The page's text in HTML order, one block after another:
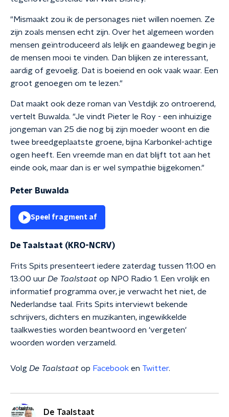
"Mismaakt zou ik de personages niet willen noemen. Ze
zijn zoals mensen echt zijn. Over het algemeen worden
mensen geïntroduceerd als lelijk en gaandeweg begin je
de mensen mooi te vinden. Dan blijken ze interessant,
aardig of gevoelig. Dat is boeiend en ook vaak waar. Een
groot genoegen om te lezen."
Dat maakt ook deze roman van Vestdijk zo ontroerend,
vertelt Buwalda. "Je vindt Pieter le Roy - een inhuizige
jongeman van 25 die nog bij zijn moeder woont en die
twee breedgeplaatste groene, bijna Karbonkel-achtige
ogen heeft. Een vreemde man en dat blijft tot aan het
einde ook, maar dan is er wel sympathie bijgekomen."
Peter Buwalda
Speel fragment af
De Taalstaat (KRO-NCRV)
Frits Spits presenteert iedere zaterdag tussen 11:00 en
13:00 uur De Taalstaat op NPO Radio 1. Een vrolijk en
informatief programma over, je verwacht het niet, de
Nederlandse taal. Frits Spits interviewt bekende
schrijvers, dichters en muzikanten, ingewikkelde
taalkwesties worden beantwoord en 'vergeten'
woorden worden verzameld.
Volg De Taalstaat op Facebook en Twitter.
De Taalstaat